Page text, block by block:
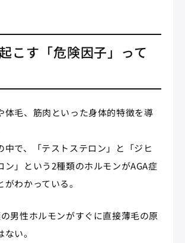
こす「危険因子」って
体毛、筋肉といった身体的特徴を導
中で、「テストステロン」と「ジヒ
ン」という2種類のホルモンがAGA症
わかっている。
男性ホルモンがすぐに直接薄毛の原
い。